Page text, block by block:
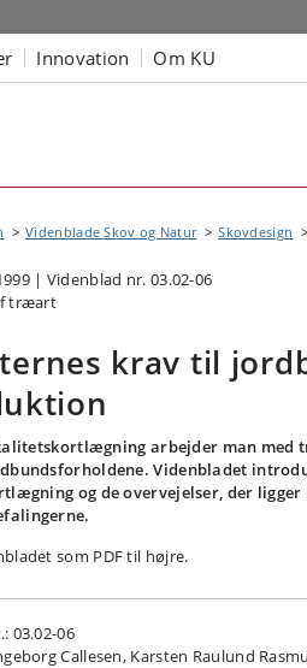
Innovation Om KU
Videnblade Skov og Natur Skovdesign
| Videnblad nr. 03.02-06
træart
krav til
arbejder man med
Videnbladet
og de overvejelser, der ligger
som PDF til højre.
03.02-06
Callesen, Karsten Raulund